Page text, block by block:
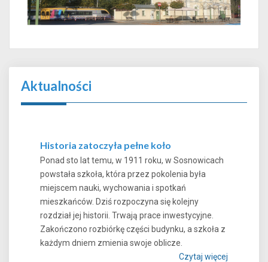
Aktualności
Historia zatoczyła pełne koło
Ponad sto lat temu, w 1911 roku, w Sosnowicach
powstała szkoła, która przez pokolenia była
miejscem nauki, wychowania i spotkań
mieszkańców. Dziś rozpoczyna się kolejny
rozdział jej historii. Trwają prace inwestycyjne.
Zakończono rozbiórkę części budynku, a szkoła z
każdym dniem zmienia swoje oblicze.
Czytaj więcej